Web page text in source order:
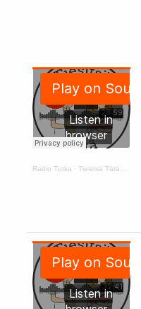
Radio Tutka ·Tiesitsä Tätä: hyvä ja huono tuuri